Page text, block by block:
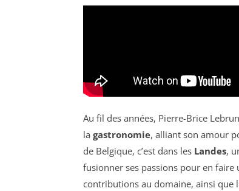
Au fil des années, Pierre-Brice
la gastronomie, alliant son amour
de Belgique, c’est dans les Landes,
fusionner ses passions pour en
contributions au domaine, ainsi que